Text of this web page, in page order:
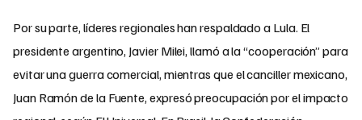
Por su parte, líderes regionales han respaldado a Lula. El
presidente argentino, Javier Milei, llamó a la “cooperación” para
evitar una guerra comercial, mientras que el canciller mexicano,
Juan Ramón de la Fuente, expresó preocupación por el impacto